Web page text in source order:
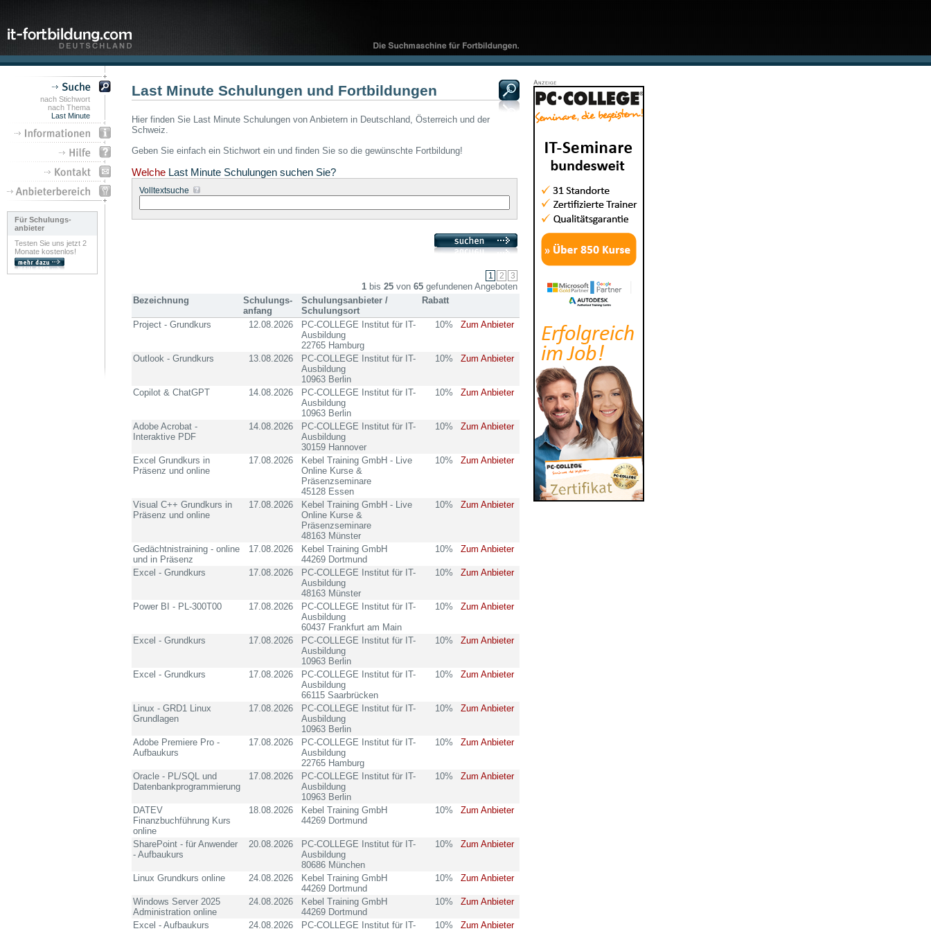
nach Stichwort
nach Thema
Last Minute
Für Schulungs-
anbieter
Testen Sie uns jetzt 2
Monate kostenlos!
Last Minute Schulungen und Fortbildungen
Hier finden Sie Last Minute Schulungen von Anbietern in Deutschland, Österreich und der
Schweiz.
Geben Sie einfach ein Stichwort ein und finden Sie so die gewünschte Fortbildung!
Welche Last Minute Schulungen suchen Sie?
Volltextsuche
1 bis 25 von 65 gefundenen Angeboten
Bezeichnung
Schulungs-
anfang
Schulungsanbieter /
Schulungsort
Rabatt
Project - Grundkurs 12.08.2026
PC-COLLEGE Institut für IT-
Ausbildung
22765 Hamburg
10% Zum Anbieter
Outlook - Grundkurs 13.08.2026
PC-COLLEGE Institut für IT-
Ausbildung
10963 Berlin
10% Zum Anbieter
Copilot & ChatGPT 14.08.2026
PC-COLLEGE Institut für IT-
Ausbildung
10963 Berlin
10% Zum Anbieter
Adobe Acrobat -
Interaktive PDF
14.08.2026
PC-COLLEGE Institut für IT-
Ausbildung
30159 Hannover
10% Zum Anbieter
Excel Grundkurs in
Präsenz und online
17.08.2026
Kebel Training GmbH - Live
Online Kurse &
Präsenzseminare
45128 Essen
10% Zum Anbieter
Visual C++ Grundkurs in
Präsenz und online
17.08.2026
Kebel Training GmbH - Live
Online Kurse &
Präsenzseminare
48163 Münster
10% Zum Anbieter
Gedächtnistraining - online
und in Präsenz
17.08.2026
Kebel Training GmbH
44269 Dortmund
10% Zum Anbieter
Excel - Grundkurs 17.08.2026
PC-COLLEGE Institut für IT-
Ausbildung
48163 Münster
10% Zum Anbieter
Power BI - PL-300T00 17.08.2026
PC-COLLEGE Institut für IT-
Ausbildung
60437 Frankfurt am Main
10% Zum Anbieter
Excel - Grundkurs 17.08.2026
PC-COLLEGE Institut für IT-
Ausbildung
10963 Berlin
10% Zum Anbieter
Excel - Grundkurs 17.08.2026
PC-COLLEGE Institut für IT-
Ausbildung
66115 Saarbrücken
10% Zum Anbieter
Linux - GRD1 Linux
Grundlagen
17.08.2026
PC-COLLEGE Institut für IT-
Ausbildung
10963 Berlin
10% Zum Anbieter
Adobe Premiere Pro -
Aufbaukurs
17.08.2026
PC-COLLEGE Institut für IT-
Ausbildung
22765 Hamburg
10% Zum Anbieter
Oracle - PL/SQL und
Datenbankprogrammierung
17.08.2026
PC-COLLEGE Institut für IT-
Ausbildung
10963 Berlin
10% Zum Anbieter
DATEV
Finanzbuchführung Kurs
online
18.08.2026
Kebel Training GmbH
44269 Dortmund
10% Zum Anbieter
SharePoint - für Anwender
- Aufbaukurs
20.08.2026
PC-COLLEGE Institut für IT-
Ausbildung
80686 München
10% Zum Anbieter
Linux Grundkurs online 24.08.2026
Kebel Training GmbH
44269 Dortmund
10% Zum Anbieter
Windows Server 2025
Administration online
24.08.2026
Kebel Training GmbH
44269 Dortmund
10% Zum Anbieter
Excel - Aufbaukurs 24.08.2026
PC-COLLEGE Institut für IT-
10% Zum Anbieter